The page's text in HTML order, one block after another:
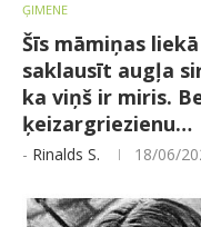
ĢIMENE
Šīs māmiņas
saklausīt augļa
ka viņš ir miris.
ķeizargriezienu…
- Rinalds S. 18/06/